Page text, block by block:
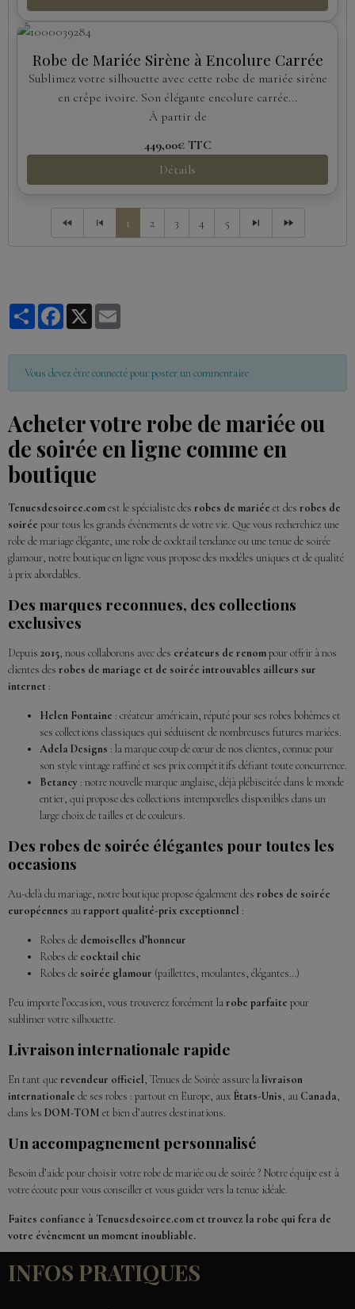
Robe de Mariée Sirène à Encolure Carrée
Sublimez votre silhouette avec cette robe de mariée sirène
en crêpe ivoire. Son élégante encolure carrée...
À partir de
449,00€ TTC
Détails
1 2 3 4 5
PartagerFacebook
X
Vous devez être connecté pour poster un commentaire
Acheter votre robe de mariée ou
de soirée en ligne comme en
boutique
Tenuesdesoiree.comest le spécialiste des robes de mariée et des robes de
soirée pour tous les grands évènements de votre vie. Que vous recherchiez une
robe de mariage élégante, une robe de cocktail tendance ou une tenue de soirée
glamour, notre boutique en ligne vous propose des modèles uniques et de qualité
à prix abordables.
Des marques reconnues, des collections
exclusives
Depuis 2015, nous collaborons avec des créateurs de renompour offrir à nos
clientes des robes de mariage et de soirée introuvables ailleurs sur
internet :
Helen Fontaine : créateur américain, réputé pour ses robes bohèmes et
ses collections classiques qui séduisent de nombreuses futures mariées.
Adela Designs : la marque coup de cœur de nos clientes, connue pour
son style vintage raffiné et ses prix compétitifs défiant toute concurrence.
Betancy : notre nouvelle marque anglaise, déjà plébiscitée dans le monde
entier, qui propose des collections intemporelles disponibles dans un
large choix de tailles et de couleurs.
Des robes de soirée élégantes pour toutes les
occasions
Au-delà du mariage, notre boutique propose également des robes de soirée
européennes aurapport qualité-prix exceptionnel :
Robes de demoiselles d’honneur
Robes de cocktail chic
Robes de soirée glamour (paillettes, moulantes, élégantes…)
Peu importe l’occasion, vous trouverez forcément larobe parfaite pour
sublimer votre silhouette.
Livraison internationale rapide
En tant querevendeur officiel, Tenues de Soirée assure lalivraison
internationale de ses robes : partout en Europe, aux États-Unis, au Canada,
dans les DOM-TOM et bien d’autres destinations.
Un accompagnement personnalisé
Besoin d’aide pour choisir votre robe de mariée ou de soirée ? Notre équipe est à
votre écoute pour vous conseiller et vous guider vers la tenue idéale.
Faites confiance à Tenuesdesoiree.com et trouvez la robe qui fera de
votre évènement un moment inoubliable.
INFOS PRATIQUES